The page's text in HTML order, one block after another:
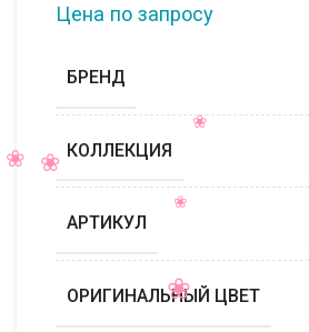
Цена по запросу
БРЕНД
КОЛЛЕКЦИЯ
АРТИКУЛ
ОРИГИНАЛЬНЫЙ ЦВЕТ